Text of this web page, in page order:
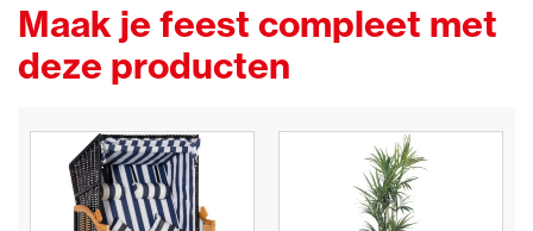
Maak je feest compleet met
deze producten